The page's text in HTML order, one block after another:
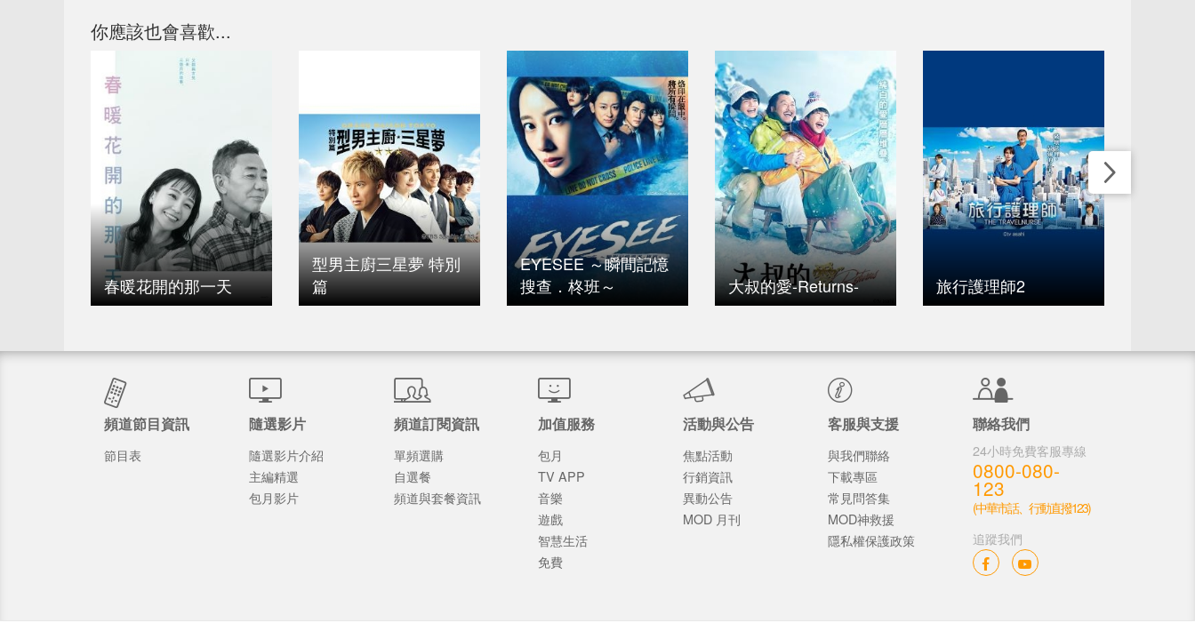
你應該也會喜歡...
春暖花開的那一天
型男主廚三星夢 特別
篇
EYESEE ～瞬間記憶
搜查．柊班～
大叔的愛-Returns- 旅行護理師2
頻道節目資訊
節目表
隨選影片
隨選影片介紹
主編精選
包月影片
頻道訂閱資訊
單頻選購
自選餐
頻道與套餐資訊
加值服務
包月
TV APP
音樂
遊戲
智慧生活
免費
活動與公告
焦點活動
行銷資訊
異動公告
MOD 月刊
客服與支援
與我們聯絡
下載專區
常見問答集
MOD神救援
隱私權保護政策
聯絡我們
24小時免費客服專線
0800-080-
123
(中華市話、行動直撥123)
追蹤我們